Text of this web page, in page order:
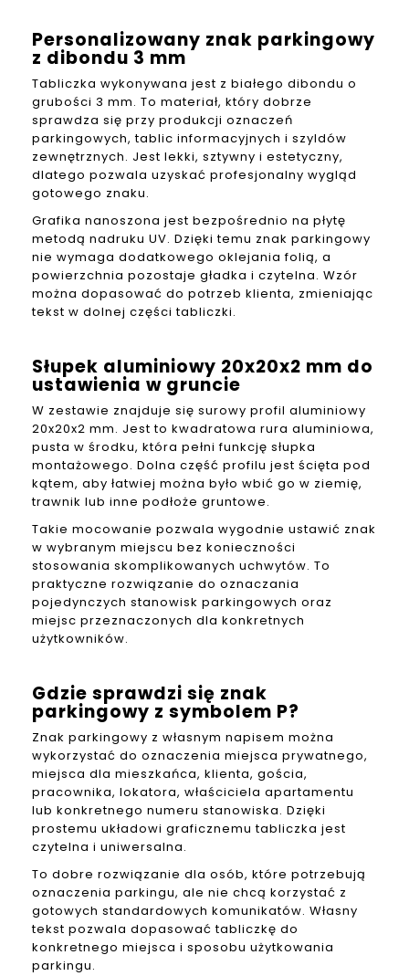
Personalizowany znak parkingowy
z dibondu 3 mm
Tabliczka wykonywana jest z białego dibondu o
grubości 3 mm. To materiał, który dobrze
sprawdza się przy produkcji oznaczeń
parkingowych, tablic informacyjnych i szyldów
zewnętrznych. Jest lekki, sztywny i estetyczny,
dlatego pozwala uzyskać profesjonalny wygląd
gotowego znaku.
Grafika nanoszona jest bezpośrednio na płytę
metodą nadruku UV. Dzięki temu znak parkingowy
nie wymaga dodatkowego oklejania folią, a
powierzchnia pozostaje gładka i czytelna. Wzór
można dopasować do potrzeb klienta, zmieniając
tekst w dolnej części tabliczki.
Słupek aluminiowy 20x20x2 mm do
ustawienia w gruncie
W zestawie znajduje się surowy profil aluminiowy
20x20x2 mm. Jest to kwadratowa rura aluminiowa,
pusta w środku, która pełni funkcję słupka
montażowego. Dolna część profilu jest ścięta pod
kątem, aby łatwiej można było wbić go w ziemię,
trawnik lub inne podłoże gruntowe.
Takie mocowanie pozwala wygodnie ustawić znak
w wybranym miejscu bez konieczności
stosowania skomplikowanych uchwytów. To
praktyczne rozwiązanie do oznaczania
pojedynczych stanowisk parkingowych oraz
miejsc przeznaczonych dla konkretnych
użytkowników.
Gdzie sprawdzi się znak
parkingowy z symbolem P?
Znak parkingowy z własnym napisem można
wykorzystać do oznaczenia miejsca prywatnego,
miejsca dla mieszkańca, klienta, gościa,
pracownika, lokatora, właściciela apartamentu
lub konkretnego numeru stanowiska. Dzięki
prostemu układowi graficznemu tabliczka jest
czytelna i uniwersalna.
To dobre rozwiązanie dla osób, które potrzebują
oznaczenia parkingu, ale nie chcą korzystać z
gotowych standardowych komunikatów. Własny
tekst pozwala dopasować tabliczkę do
konkretnego miejsca i sposobu użytkowania
parkingu.